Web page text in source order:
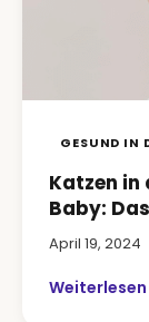
GESUND IN
Katzen
Baby:
April 19, 2024